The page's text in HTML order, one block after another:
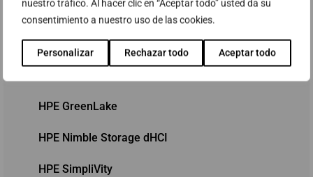
nuestro tráfico. Al hacer clic en “Aceptar todo” usted da su
consentimiento a nuestro uso de las cookies.
Personalizar Rechazar todo Aceptar todo
Simplifica y consigue más agilidad con las
soluciones de HCI Inteligente de HPE
HPE GreenLake
HPE Nimble Storage dHCI
HPE SimpliVity